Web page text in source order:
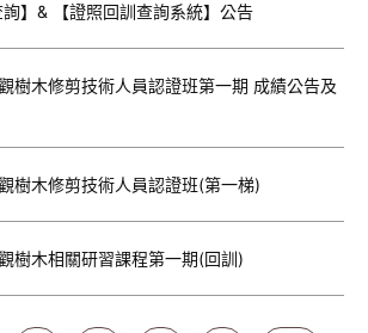
詢】& 【證照回訓查詢系統】公告
樹木修剪技術人員認證班第一期 成績公告及
樹木修剪技術人員認證班(第一梯)
樹木相關研習課程第一期(回訓)